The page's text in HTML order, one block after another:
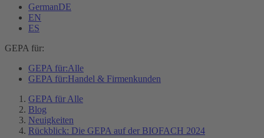
GermanDE
EN
ES
GEPA für:
GEPA für:Alle
GEPA für:Handel & Firmenkunden
GEPA für Alle
Blog
Neuigkeiten
Rückblick: Die GEPA auf der BIOFACH 2024